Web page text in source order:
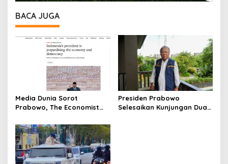
BACA JUGA
Media Dunia Sorot
Prabowo, The Economist
Otoriter dan Boros
Presiden Prabowo
Selesaikan Kunjungan Dua